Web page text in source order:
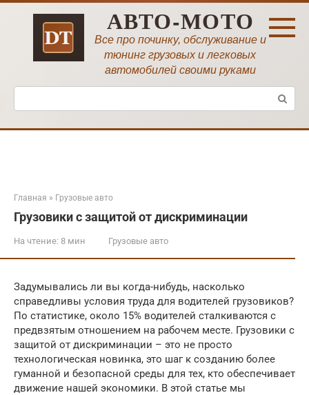
Перейти
АВТО-МОТО
Все про починку, обслуживание и
тюнинг грузовых и легковых
автомобилей своими руками
Поиск:
Главная » Грузовые авто
Грузовики с защитой от дискриминации
На чтение: 8 мин Грузовые авто
Задумывались ли вы когда-нибудь, насколько
справедливы условия труда для водителей грузовиков?
По статистике, около 15% водителей сталкиваются с
предвзятым отношением на рабочем месте. Грузовики с
защитой от дискриминации – это не просто
технологическая новинка, это шаг к созданию более
гуманной и безопасной среды для тех, кто обеспечивает
движение нашей экономики. В этой статье мы